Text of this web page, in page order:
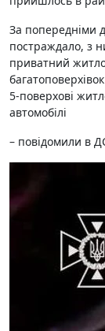
За попередніми даними 3 особи загинуло, ще 13
постраждало, з
приватний
5-поверхові
автомобілі
– повідомили в